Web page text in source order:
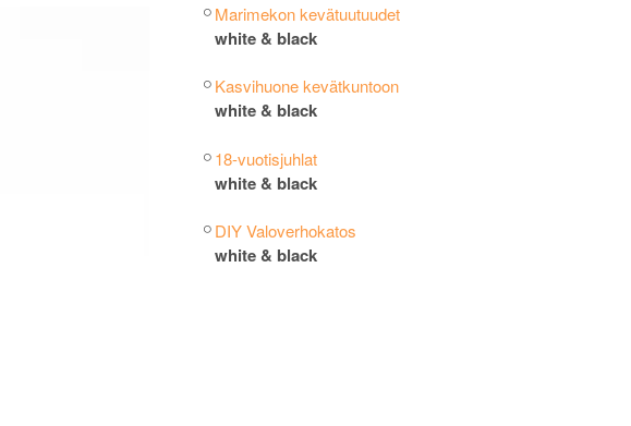
Marimekon kevätuutuudet
white & black
Kasvihuone kevätkuntoon
white & black
18-vuotisjuhlat
white & black
DIY Valoverhokatos
white & black